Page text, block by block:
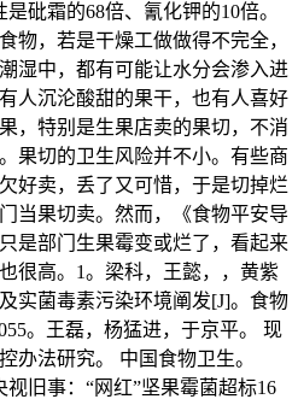
砒霜的68倍、氰化钾的10倍。
物，若是干燥工做做得不完全，
湿中，都有可能让水分会渗入进
人沉沦酸甜的果干，也有人喜好
，特别是生果店卖的果切，不消
果切的卫生风险并不小。有些商
好卖，丢了又可惜，于是切掉烂
当果切卖。然而，《食物平安导
是部门生果霉变或烂了，看起来
很高。1。梁科，王懿，，黄紫
实菌毒素污染环境阐发[J]。食物
。王磊，杨猛进，于京平。 现
办法研究。 中国食物卫生。
视旧事：“网红”坚果霉菌超标16